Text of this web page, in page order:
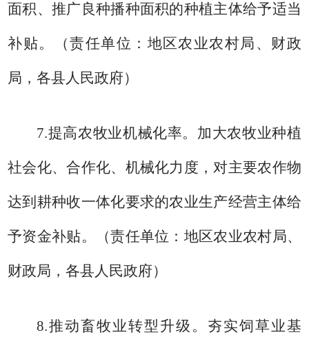
面积、推广良种播种面积的种植主体给予适当
补贴。 （责任单位：地区农业农村局、财政
局，各县人民政府）
7.提高农牧业机械化率。 加大农牧业种植
社会化、合作化、机械化力度，对主要农作物
达到耕种收一体化要求的农业生产经营主体给
予资金补贴。 （责任单位：地区农业农村局、
财政局，各县人民政府）
8.推动畜牧业转型升级。 夯实饲草业基